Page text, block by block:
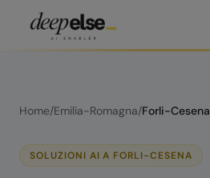
Home/Emilia-Romagna/Forli-Cesena
SOLUZIONI AI A FORLI-CESENA